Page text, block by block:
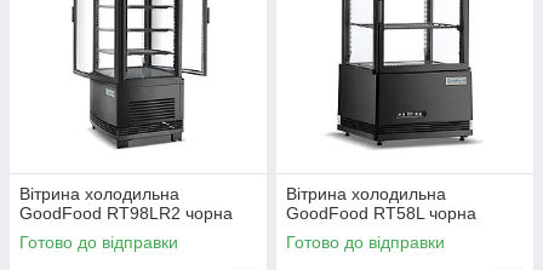
Вітрина холодильна
GoodFood RT98LR2 чорна
Готово до відправки
Вітрина холодильна
GoodFood RT58L чорна
Готово до відправки